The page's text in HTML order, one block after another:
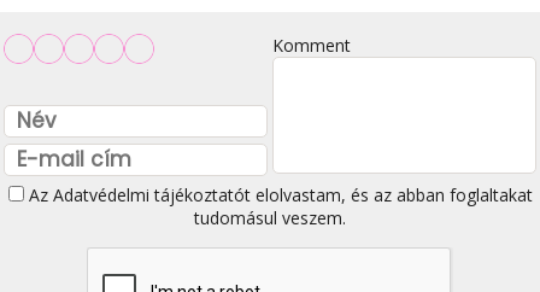
Komment
Az Adatvédelmi tájékoztatótelolvastam, és az abban foglaltakat
tudomásul veszem.